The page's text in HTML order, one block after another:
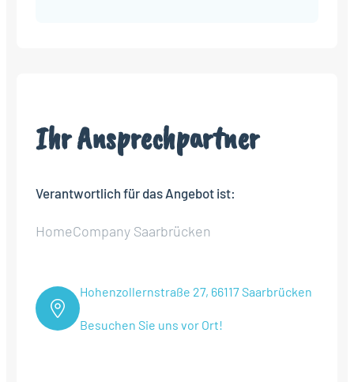
Ihr Ansprechpartner
Verantwortlich für das Angebot ist:
HomeCompany Saarbrücken
Hohenzollernstraße 27, 66117 Saarbrücken
Besuchen Sie uns vor Ort!